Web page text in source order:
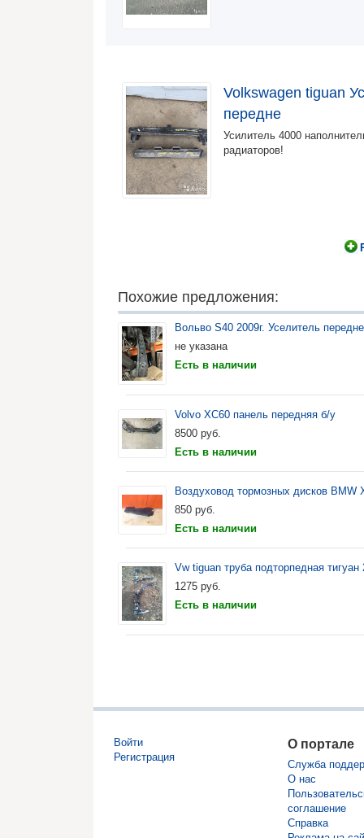
Volkswagen tiguan
передне
Усилитель 4000
радиаторов!
Похожие предложения:
Вольво S40 2009г. Уселитель
не указана
Есть в наличии
Volvo XC60 панель передняя б/у
8500 руб.
Есть в наличии
Воздуховод тормозных дисков BMW
850 руб.
Есть в наличии
Vw tiguan труба подторпедная тигуан
1275 руб.
Есть в наличии
Войти
Регистрация
О портале
Служба
О нас
соглашение
Справка